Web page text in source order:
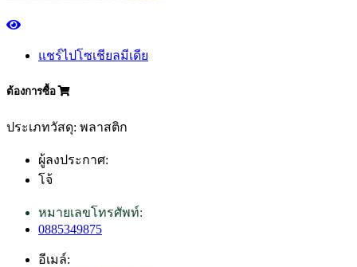
แชร์ไปโซเชียลมีเดีย
ต้องการซื้อ
ประเภทวัสดุ: พลาสติก
ผู้ลงประกาศ:
โจ้
หมายเลขโทรศัพท์:
0885349875
อีเมล์: